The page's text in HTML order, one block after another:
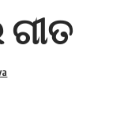
ଗୀତ